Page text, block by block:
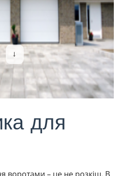
для
воротами – це не розкіш. В